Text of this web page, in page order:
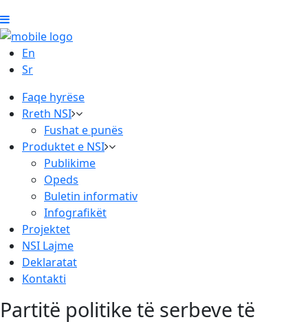
En
Sr
Faqe hyrëse
Rreth NSI
Fushat e punës
Produktet e NSI
Publikime
Opeds
Buletin informativ
Infografikët
Projektet
NSI Lajme
Deklaratat
Kontakti
Partitë politike të serbeve të